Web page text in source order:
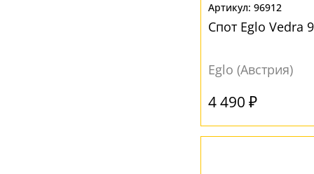
96912
Спот Eglo Vedra
Eglo (Австрия)
4 490 ₽